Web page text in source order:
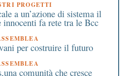
PROGETTI
a un’azione di sistema il
fa rete tra le Bcc
per costruire il futuro
comunità che cresce